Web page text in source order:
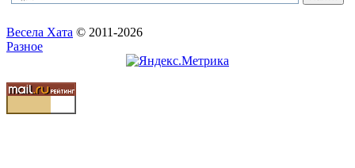
Весела Хата © 2011-2026
Разное